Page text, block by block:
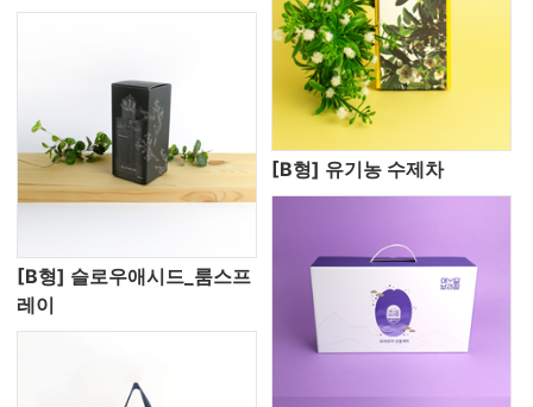
[B형] 슬로우애시드_룸스프
레이
[B형] 유기농 수제차